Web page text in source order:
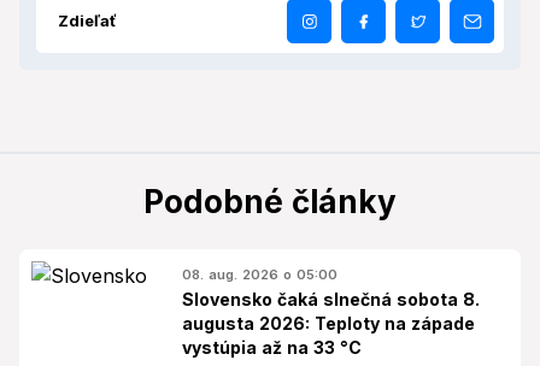
Zdieľať
Podobné články
08. aug. 2026 o 05:00
Slovensko čaká slnečná sobota 8.
augusta 2026: Teploty na západe
vystúpia až na 33 °C